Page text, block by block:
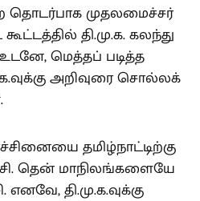
தொடர்பாக முதலமைச்சர்
தி.மு.க. கலந்து
மெத்தப் படித்த
அறிவுரை சொல்லக்
தமிழ்நாட்டிற்கு
தென் மாநிலங்களையே
தி.மு.க.வுக்கு